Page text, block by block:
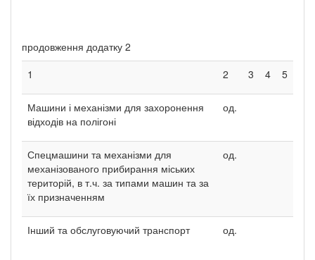
продовження додатку 2
1
2 3 4 5
Машини і механізми для захоронення
відходів на полігоні
од.
Спецмашини та механізми для
механізованого прибирання міських
територій, в т.ч. за типами машин та за
їх призначенням
од.
Інший та обслуговуючий транспорт од.